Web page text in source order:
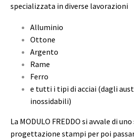
specializzata in diverse lavorazioni
Alluminio
Ottone
Argento
Rame
Ferro
e tutti i tipi di acciai (dagli
inossidabili)
La MODULO FREDDO si avvale di
progettazione stampi per poi